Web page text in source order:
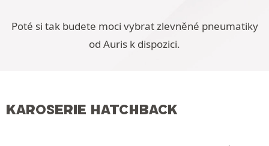
Poté si tak budete moci vybrat zlevněné pneumatiky
od Auris k dispozici.
KAROSERIE HATCHBACK